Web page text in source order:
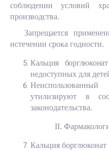
соблюдении условий
производства.
Запрещается
истечении срока годности.
Кальция
недоступных для
утилизируют в
законодательства.
II.
Кальция борглюконат